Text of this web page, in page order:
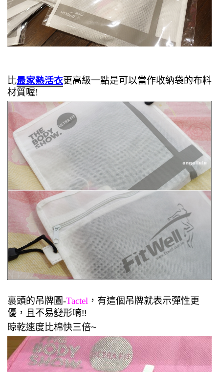
比最家熱活衣更高級一點是可以當作收納袋的布料
材質喔!
裏頭的吊牌圖-Tactel ，有這個吊牌就表示彈性更
優， 且不易變形唷!!
晾乾速度比棉快三倍~